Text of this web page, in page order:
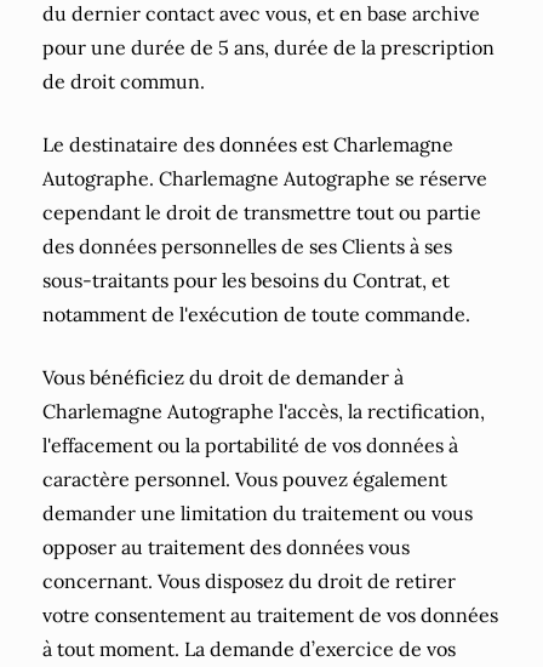
du dernier contact avec vous, et en base archive
pour une durée de 5 ans, durée de la prescription
de droit commun.
Le destinataire des données est Charlemagne
Autographe. Charlemagne Autographe se réserve
cependant le droit de transmettre tout ou partie
des données personnelles de ses Clients à ses
sous-traitants pour les besoins du Contrat, et
notamment de l'exécution de toute commande.
Vous bénéficiez du droit de demander à
Charlemagne Autographe l'accès, la rectification,
l'effacement ou la portabilité de vos données à
caractère personnel. Vous pouvez également
demander une limitation du traitement ou vous
opposer au traitement des données vous
concernant. Vous disposez du droit de retirer
votre consentement au traitement de vos données
à tout moment. La demande d’exercice de vos